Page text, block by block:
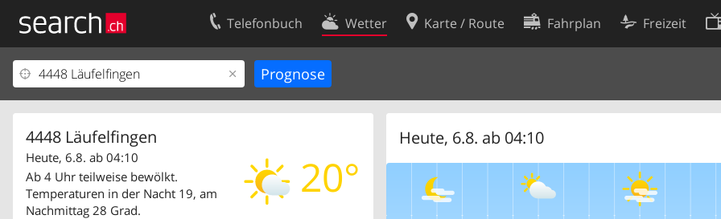
Telefonbuch Wetter Karte / Route Fahrplan Freizeit
4448 Läufelfingen
20°
Heute, 6.8. ab 04:10
Ab 4 Uhr teilweise bewölkt.
Temperaturen in der Nacht 19, am
Nachmittag 28 Grad.
Heute, 6.8. ab 04:10
Ihr Eintrag
Kundencenter Geschäftskunden
Kontakt
Nutzungsbedingungen
Cookie-Einstellungen